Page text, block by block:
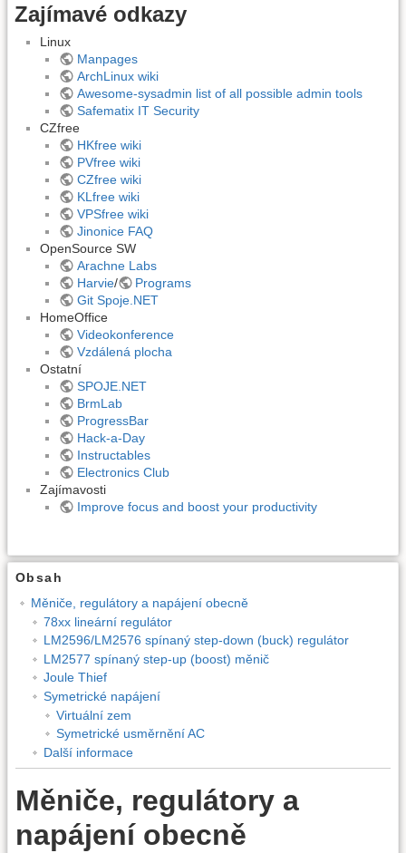
Zajímavé odkazy
Linux
Manpages
ArchLinux wiki
Awesome-sysadmin list of all possible admin tools
Safematix IT Security
CZfree
HKfree wiki
PVfree wiki
CZfree wiki
KLfree wiki
VPSfree wiki
Jinonice FAQ
OpenSource SW
Arachne Labs
Harvie/
Programs
Git Spoje.NET
HomeOffice
Videokonference
Vzdálená plocha
Ostatní
SPOJE.NET
BrmLab
ProgressBar
Hack-a-Day
Instructables
Electronics Club
Zajímavosti
Improve focus and boost your productivity
Obsah
Měniče, regulátory a napájení obecně
78xx lineární regulátor
LM2596/LM2576 spínaný step-down (buck) regulátor
LM2577 spínaný step-up (boost) měnič
Joule Thief
Symetrické napájení
Virtuální zem
Symetrické usměrnění AC
Další informace
Měniče, regulátory a
napájení obecně